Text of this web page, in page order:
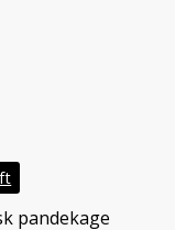
pandekage